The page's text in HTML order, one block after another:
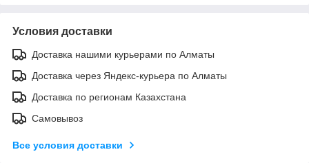
Условия доставки
Доставка нашими курьерами по Алматы
Доставка через Яндекс-курьера по Алматы
Доставка по регионам Казахстана
Самовывоз
Все условия доставки